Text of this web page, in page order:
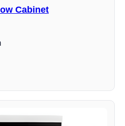
Cabinet